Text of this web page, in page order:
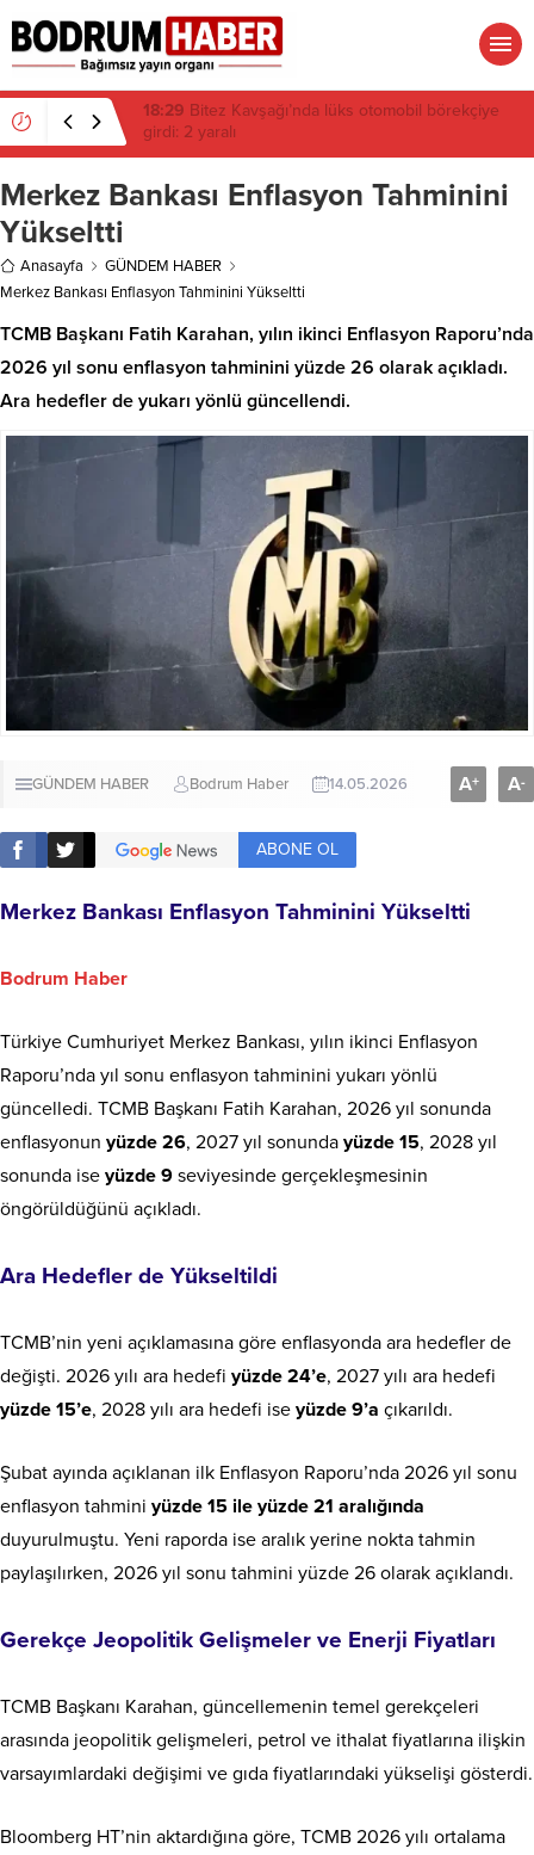
18:24TUGFO Bayreuth’da hayranlıkla alkışlandı
Merkez Bankası Enflasyon Tahminini
Yükseltti
Anasayfa
GÜNDEM HABER
Merkez Bankası Enflasyon Tahminini Yükseltti
TCMB Başkanı Fatih Karahan, yılın ikinci Enflasyon Raporu’nda
2026 yıl sonu enflasyon tahminini yüzde 26 olarak açıkladı.
Ara hedefler de yukarı yönlü güncellendi.
GÜNDEM HABER Bodrum Haber 14.05.2026 A+ A-
ABONE OL
Merkez Bankası Enflasyon Tahminini Yükseltti
Bodrum Haber
Türkiye Cumhuriyet Merkez Bankası, yılın ikinci Enflasyon
Raporu’nda yıl sonu enflasyon tahminini yukarı yönlü
güncelledi. TCMB Başkanı Fatih Karahan, 2026 yıl sonunda
enflasyonun yüzde 26, 2027 yıl sonunda yüzde 15, 2028 yıl
sonunda ise yüzde 9 seviyesinde gerçekleşmesinin
öngörüldüğünü açıkladı.
Ara Hedefler de Yükseltildi
TCMB’nin yeni açıklamasına göre enflasyonda ara hedefler de
değişti. 2026 yılı ara hedefi yüzde 24’e, 2027 yılı ara hedefi
yüzde 15’e, 2028 yılı ara hedefi ise yüzde 9’a çıkarıldı.
Şubat ayında açıklanan ilk Enflasyon Raporu’nda 2026 yıl sonu
enflasyon tahmini yüzde 15 ile yüzde 21 aralığında
duyurulmuştu. Yeni raporda ise aralık yerine nokta tahmin
paylaşılırken, 2026 yıl sonu tahmini yüzde 26 olarak açıklandı.
Gerekçe Jeopolitik Gelişmeler ve Enerji Fiyatları
TCMB Başkanı Karahan, güncellemenin temel gerekçeleri
arasında jeopolitik gelişmeleri, petrol ve ithalat fiyatlarına ilişkin
varsayımlardaki değişimi ve gıda fiyatlarındaki yükselişi gösterdi.
Bloomberg HT’nin aktardığına göre, TCMB 2026 yılı ortalama